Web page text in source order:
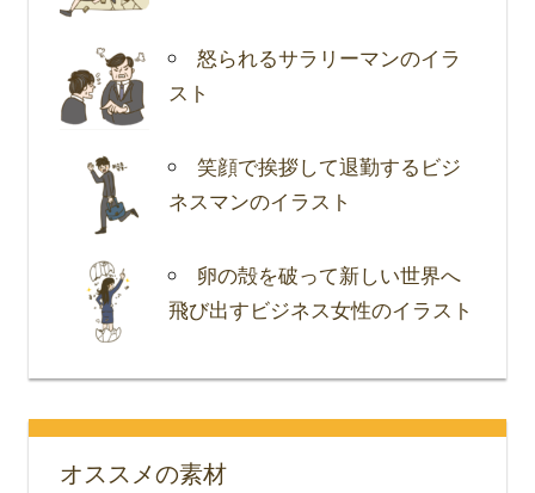
怒られるサラリーマンのイラ
スト
笑顔で挨拶して退勤するビジ
ネスマンのイラスト
卵の殻を破って新しい世界へ
飛び出すビジネス女性のイラスト
オススメの素材